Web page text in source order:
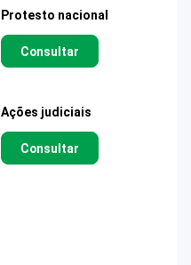
Protesto nacional
Consultar
Ações judiciais
Consultar